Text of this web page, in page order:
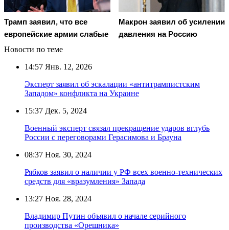
Трамп заявил, что все
европейские армии слабые
Макрон заявил об усилении
давления на Россию
Новости по теме
14:57 Янв. 12, 2026
Эксперт заявил об эскалации «антитрампистским
Западом» конфликта на Украине
15:37 Дек. 5, 2024
Военный эксперт связал прекращение ударов вглубь
России с переговорами Герасимова и Брауна
08:37 Ноя. 30, 2024
Рябков заявил о наличии у РФ всех военно-технических
средств для «вразумления» Запада
13:27 Ноя. 28, 2024
Владимир Путин объявил о начале серийного
производства «Орешника»